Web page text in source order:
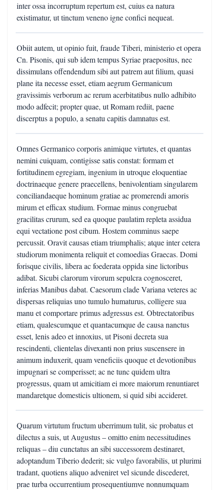
inter ossa incorruptum repertum est, cuius ea natura
existimatur, ut tinctum veneno igne confici nequeat.
Obiit autem, ut opinio fuit, fraude Tiberi, ministerio et opera
Cn. Pisonis, qui sub idem tempus Syriae praepositus, nec
dissimulans offendendum sibi aut patrem aut filium, quasi
plane ita necesse esset, etiam aegrum Germanicum
gravissimis verborum ac rerum acerbitatibus nullo adhibito
modo adfecit; propter quae, ut Romam rediit, paene
discerptus a populo, a senatu capitis damnatus est.
Omnes Germanico corporis animique virtutes, et quantas
nemini cuiquam, contigisse satis constat: formam et
fortitudinem egregiam, ingenium in utroque eloquentiae
doctrinaeque genere praecellens, benivolentiam singularem
conciliandaeque hominum gratiae ac promerendi amoris
mirum et efficax studium. Formae minus congruebat
gracilitas crurum, sed ea quoque paulatim repleta assidua
equi vectatione post cibum. Hostem comminus saepe
percussit. Oravit causas etiam triumphalis; atque inter cetera
studiorum monimenta reliquit et comoedias Graecas. Domi
forisque civilis, libera ac foederata oppida sine lictoribus
adibat. Sicubi clarorum virorum sepulcra cognosceret,
inferias Manibus dabat. Caesorum clade Variana veteres ac
dispersas reliquias uno tumulo humaturus, colligere sua
manu et comportare primus adgressus est. Obtrectatoribus
etiam, qualescumque et quantacumque de causa nanctus
esset, lenis adeo et innoxius, ut Pisoni decreta sua
rescindenti, clientelas divexanti non prius suscensere in
animum induxerit, quam veneficiis quoque et devotionibus
impugnari se comperisset; ac ne tunc quidem ultra
progressus, quam ut amicitiam ei more maiorum renuntiaret
mandaretque domesticis ultionem, si quid sibi accideret.
Quarum virtutum fructum uberrimum tulit, sic probatus et
dilectus a suis, ut Augustus – omitto enim necessitudines
reliquas – diu cunctatus an sibi successorem destinaret,
adoptandum Tiberio dederit; sic vulgo favorabilis, ut plurimi
tradant, quotiens aliquo adveniret vel sicunde discederet,
prae turba occurrentium prosequentiumve nonnumquam